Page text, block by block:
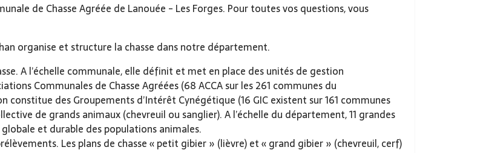
de Chasse Agréée de Lanouée - Les Forges. Pour toutes vos questions, vous
organise et structure la chasse dans notre département.
A l’échelle communale, elle définit et met en place des unités de gestion
Communales de Chasse Agréées (68 ACCA sur les 261 communes du
des Groupements d’Intérêt Cynégétique (16 GIC existent sur 161 communes
de grands animaux (chevreuil ou sanglier). A l’échelle du département, 11 grandes
et durable des populations animales.
Les plans de chasse « petit gibier » (lièvre) et « grand gibier » (chevreuil, cerf)